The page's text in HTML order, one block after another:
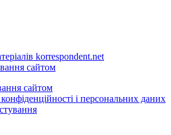
korrespondent.net
сайтом
сайтом
і персональних даних